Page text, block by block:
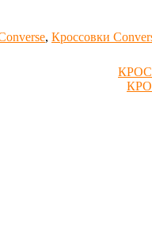
, Кроссовки